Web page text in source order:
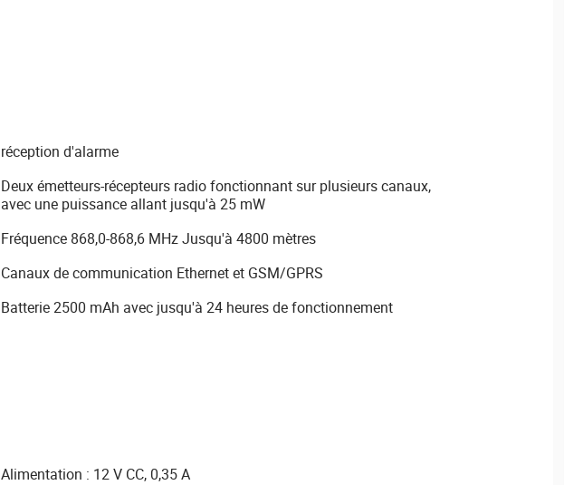
réception d'alarme
Deux émetteurs-récepteurs radio fonctionnant sur plusieurs canaux,
avec une puissance allant jusqu'à 25 mW
Fréquence 868,0-868,6 MHz Jusqu'à 4800 mètres
Canaux de communication Ethernet et GSM/GPRS
Batterie 2500 mAh avec jusqu'à 24 heures de fonctionnement
Alimentation : 12 V CC, 0,35 A